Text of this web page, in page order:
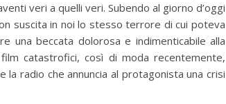
veri a quelli veri. Subendo al giorno d’oggi
suscita in noi lo stesso terrore di cui poteva
una beccata dolorosa e indimenticabile alla
catastrofici, così di moda recentemente,
radio che annuncia al protagonista una crisi